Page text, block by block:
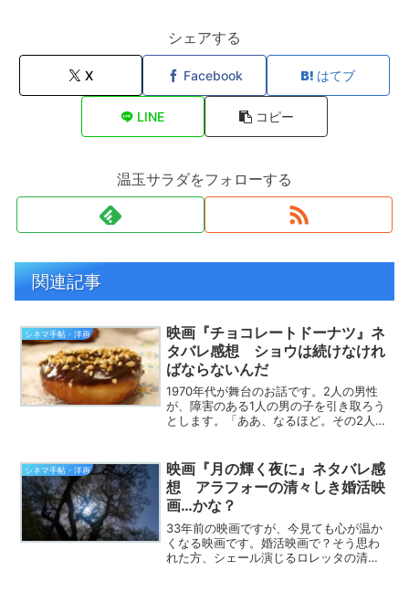
シェアする
X Facebook はてブ
LINE コピー
温玉サラダをフォローする
関連記事
シネマ手帖・洋画
映画『チョコレートドーナツ』ネ
タバレ感想 ショウは続けなけれ
ばならないんだ
1970年代が舞台のお話です。2人の男性
が、障害のある1人の男の子を引き取ろう
とします。「ああ、なるほど。その2人の
と違うのは、邪魔する人間が「偏見だら
けの老人たち」だ...
シネマ手帖・洋画
映画『月の輝く夜に』ネタバレ感
想 アラフォーの清々しき婚活映
画…かな？
33年前の映画ですが、今見ても心が温か
くなる映画です。婚活映画で？そう思わ
れた方、シェール演じるロレッタの清々